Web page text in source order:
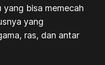
yang bisa memecah
yang
ras, dan antar